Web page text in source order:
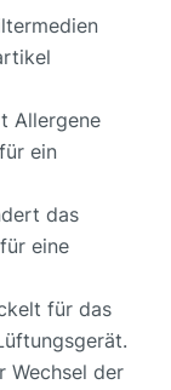
Allergene
ein
das
eine
für das
Wechsel der